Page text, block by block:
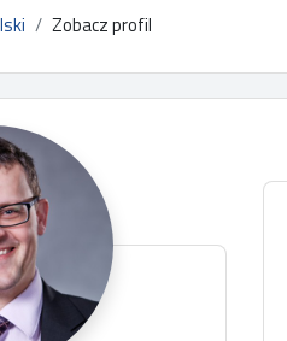
+ f Zobacz profil